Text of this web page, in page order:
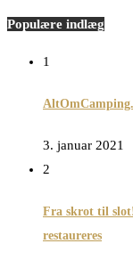
Populære indlæg
1
3. januar 2021
2
Fra skrot til
restaureres